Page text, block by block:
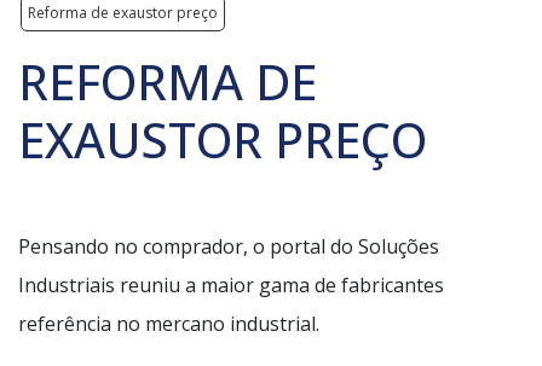
Reforma de exaustor preço
REFORMA DE
EXAUSTOR PREÇO
Pensando no comprador, o portal do Soluções
Industriais reuniu a maior gama de fabricantes
referência no mercano industrial.